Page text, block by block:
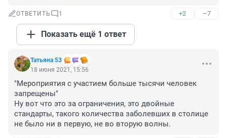
ОТВЕТИТЬ 1 +2 –7
Показать ещё 1 ответ
Татьяна 53
18 июня 2021, 15:56
"Мероприятия с участием больше тысячи человек
запрещены"
Ну вот что это за ограничения, это двойные
стандарты, такого количества заболевших в столице
не было ни в первую, не во вторую волны.